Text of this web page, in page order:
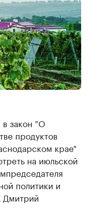
закон "О
продуктов
крае"
на июльской
политики и
Дмитрий